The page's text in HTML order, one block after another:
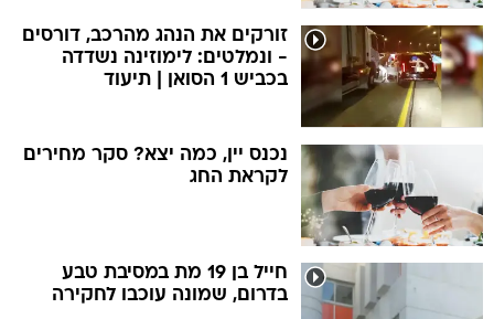
זורקים את הנהג מהרכב, דורסים
- ונמלטים: לימוזינה נשדדה
בכביש 1 הסואן | תיעוד
נכנס יין, כמה יצא? סקר מחירים
לקראת החג
חייל בן 19 מת במסיבת טבע
בדרום, שמונה עוכבו לחקירה